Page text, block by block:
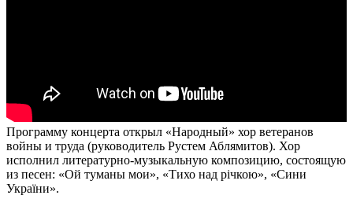
Программу концерта открыл «Народный» хор ветеранов
войны и труда (руководитель Рустем Аблямитов). Хор
исполнил литературно-музыкальную композицию, состоящую
из песен: «Ой туманы мои», «Тихо над річкою», «Сини
України».